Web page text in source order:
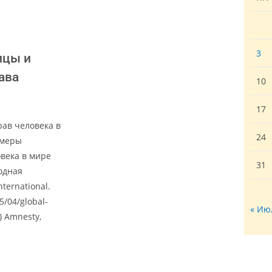
и
человека в
в мире
04/global-
3
10
17
24
31
«